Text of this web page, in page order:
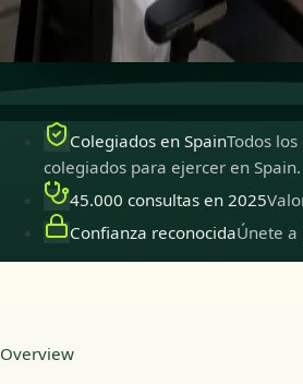
Consultas segurasPrivadas,
Colegiados en SpainTodos
colegiados para ejercer en Spain.
45.000 consultas en 2025
Confianza reconocidaÚnete a
Overview